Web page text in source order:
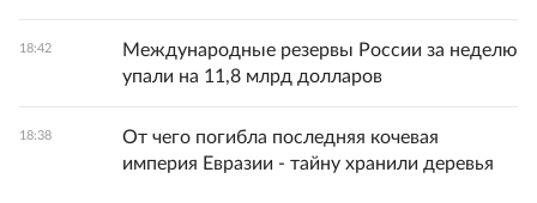
18:42
Международные резервы России за неделю
упали на 11,8 млрд долларов
18:38
От чего погибла последняя кочевая
империя Евразии - тайну хранили деревья